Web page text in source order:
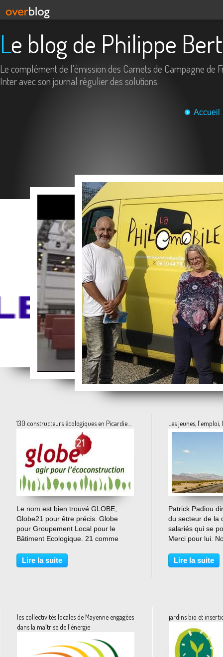
Le blog de Philippe
Le complément de l'émission des Carnets de Campagne de
Inter avec son journal régulier des solutions.
Accueil
La philosophie prend la route
La vidéo du mois
formation des élus locaux
130 constructeurs écologiques en Picardie....
…
Le nom est bien trouvé GLOBE,
Globe21 pour être précis. Globe
pour Groupement Local pour le
Bâtiment Ecologique. 21 comme
associative Globe21 regroupe 28
professionnels de la construction,
Lire la suite
Les jeunes, l'emploi,
Patrick Padiou
du secteur de la
salariés qui se
Merci pour lui.
département de
je vous parle de
Lire la suite
les collectivités locales de Mayenne engagées
dans la maîtrise de l'énergie
jardins bio et